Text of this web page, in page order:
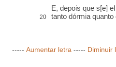
E, depois que s[e]
20 tanto dórmia quanto
----- Aumentar letra ----- Diminuir